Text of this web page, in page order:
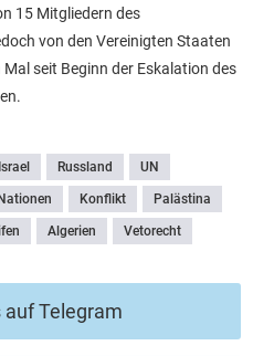
15 Mitgliedern des
von den Vereinigten Staaten
seit Beginn der Eskalation des
Israel Russland UN
Konflikt Palästina
Algerien Vetorecht
auf Telegram